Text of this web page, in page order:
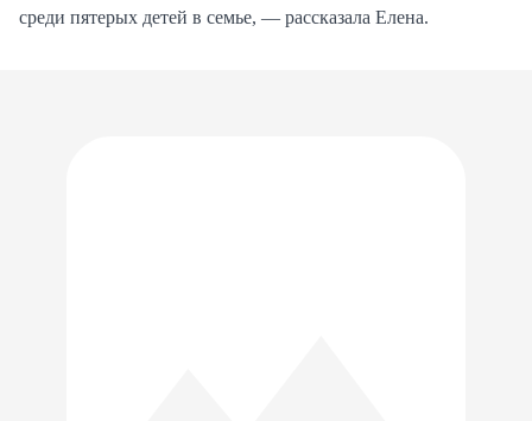
среди пятерых детей в семье, — рассказала Елена.